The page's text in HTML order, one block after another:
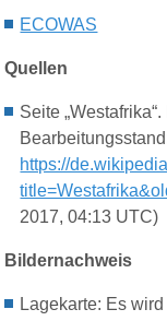
ECOWAS
Quellen
Seite
https://
2017, 04:13 UTC)
Bildernachweis
Lagekarte: Es